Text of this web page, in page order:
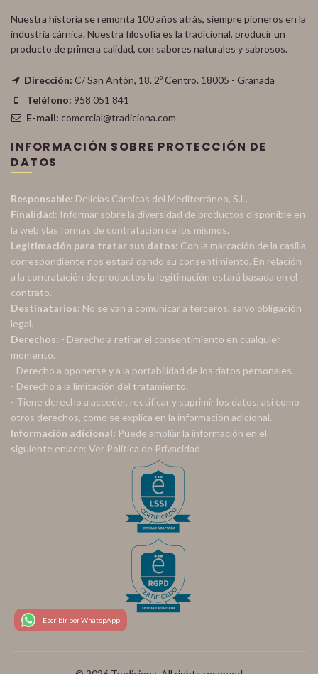
Nuestra historia se remonta 100 años atrás, siempre pioneros en la
industria cárnica. Nuestra filosofía es la tradicional, producir un
producto de primera calidad, con sabores naturales y sabrosos.
Dirección: C/ San Antón, 18. 2º Centro. 18005 - Granada
Teléfono: 958 051 841
E-mail: comercial@tradiciona.com
INFORMACIÓN SOBRE PROTECCIÓN DE
DATOS
Responsable: Delicias Cárnicas del Mediterráneo, S.L.
Finalidad: Informar sobre la diversidad de productos disponible en
la web ylas formas de contratación de los mismos.
Legitimación para tratar sus datos: Con la marcación de la casilla
correspondiente nos estará dando su consentimiento. En relación
a la contratación de productos la legitimación estará basada en el
contrato.
Destinatarios: No se van a comunicar a terceros, salvo obligación
legal.
Derechos: - Derecho a retirar el consentimiento en cualquier
momento.
- Derecho a oponerse y a la portabilidad de los datos personales.
- Derecho a la limitación del tratamiento.
- Tiene derecho a acceder, rectificar y suprimir los datos, así como
otros derechos, como se explica en la información adicional.
Información adicional: Puede ampliar la información en el
siguiente enlace: Ver Política de Privacidad
Escribir por WhatspApp